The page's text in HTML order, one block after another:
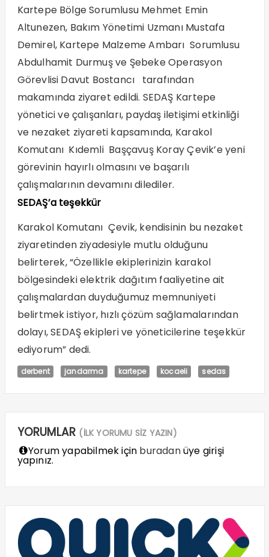
Kartepe Bölge Sorumlusu Mehmet Emin
Altunezen, Bakım Yönetimi Uzmanı Mustafa
Demirel, Kartepe Malzeme Ambarı Sorumlusu
Abdulhamit Durmuş ve Şebeke Operasyon
Görevlisi Davut Bostancı tarafından
makamında ziyaret edildi. SEDAŞ Kartepe
yönetici ve çalışanları, paydaş iletişimi etkinliği
ve nezaket ziyareti kapsamında, Karakol
Komutanı Kıdemli Başçavuş Koray Çevik’e yeni
görevinin hayırlı olmasını ve başarılı
çalışmalarının devamını dilediler.
SEDAŞ’a teşekkür
Karakol Komutanı Çevik, kendisinin bu nezaket
ziyaretinden ziyadesiyle mutlu olduğunu
belirterek, “Özellikle ekiplerinizin karakol
bölgesindeki elektrik dağıtım faaliyetine ait
çalışmalardan duyduğumuz memnuniyeti
belirtmek istiyor, hızlı çözüm sağlamalarından
dolayı, SEDAŞ ekipleri ve yöneticilerine teşekkür
ediyorum” dedi.
derbent jandarma kartepe kocaeli sedas
YORUMLAR (İLK YORUMU SİZ YAZIN)
Yorum yapabilmek için buradanüye girişi
yapınız.